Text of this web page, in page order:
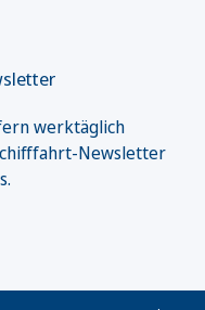
werktäglich
Newsletter